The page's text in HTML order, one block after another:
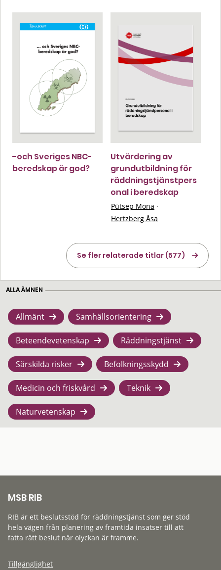
-och Sveriges NBC-
beredskap är god?
Utvärdering av
grundutbildning för
räddningstjänstpers
onal i beredskap
Pütsep Mona ·
Hertzberg Åsa
Se fler relaterade titlar (577)
ALLA ÄMNEN
Allmänt Samhällsorientering
Beteendevetenskap Räddningstjänst
Särskilda risker Befolkningsskydd
Medicin och friskvård Teknik
Naturvetenskap
MSB RIB
RIB är ett beslutsstöd för räddningstjänst som ger stöd
hela vägen från planering av framtida insatser till att
fatta rätt beslut när olyckan är framme.
Tillgänglighet